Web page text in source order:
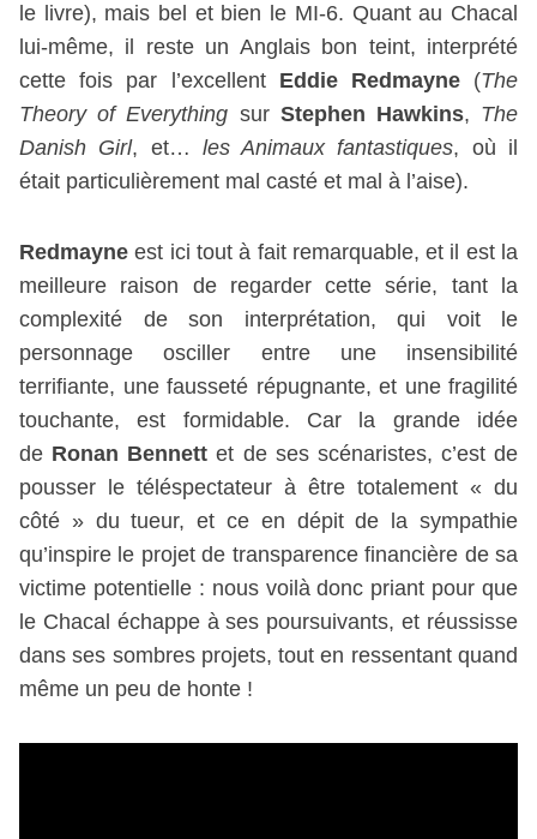
le livre), mais bel et bien le MI-6. Quant au Chacal
lui-même, il reste un Anglais bon teint, interprété
cette fois par l’excellent Eddie Redmayne(The
Theory of Everything sur Stephen Hawkins, The
Danish Girl, et… les Animaux fantastiques, où il
était particulièrement mal casté et mal à l’aise).
Redmayne est ici tout à fait remarquable, et il est la
meilleure raison de regarder cette série, tant la
complexité de son interprétation, qui voit le
personnage osciller entre une insensibilité
terrifiante, une fausseté répugnante, et une fragilité
touchante, est formidable. Car la grande idée
de Ronan Bennett et de ses scénaristes, c’est de
pousser le téléspectateur à être totalement « du
côté » du tueur, et ce en dépit de la sympathie
qu’inspire le projet de transparence financière de sa
victime potentielle : nous voilà donc priant pour que
le Chacal échappe à ses poursuivants, et réussisse
dans ses sombres projets, tout en ressentant quand
même un peu de honte !